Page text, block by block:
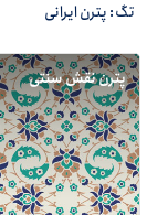
تگ: پترن ایرانی
پترن نقش سنتی